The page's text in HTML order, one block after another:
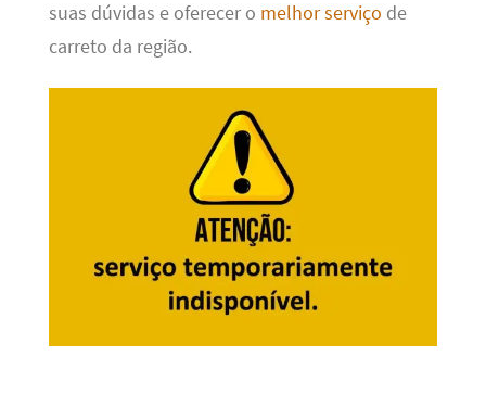
suas dúvidas e oferecer o melhor serviço de
carreto da região.